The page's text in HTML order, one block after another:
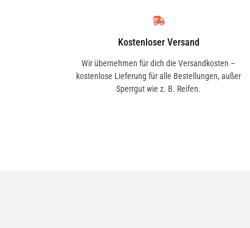
Kostenloser Versand
Wir übernehmen für dich die Versandkosten –
kostenlose Lieferung für alle Bestellungen, außer
Sperrgut wie z. B. Reifen.